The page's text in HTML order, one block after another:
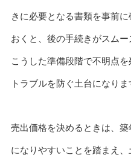
きに必要となる書類を事前
おくと、後の手続きがスムー
こうした準備段階で不明点
トラブルを防ぐ土台になりま
売出価格を決めるときは、
になりやすいことを踏まえ